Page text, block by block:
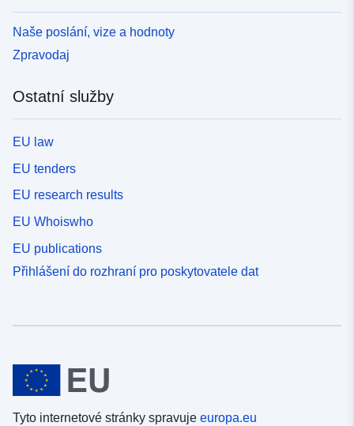
Naše poslání, vize a hodnoty
Zpravodaj
Ostatní služby
EU law
EU tenders
EU research results
EU Whoiswho
EU publications
Přihlášení do rozhraní pro poskytovatele dat
Tyto internetové stránky spravuje europa.eu